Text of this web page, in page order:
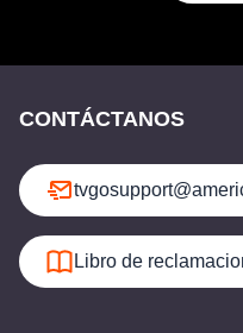
CONTÁCTANOS
Libro de